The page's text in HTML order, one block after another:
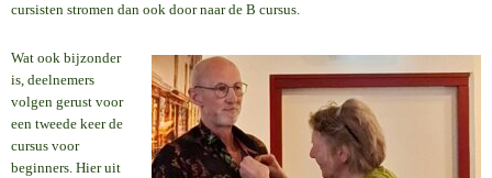
cursisten stromen dan ook door naar de B cursus.
Wat ook bijzonder
is, deelnemers
volgen gerust voor
een tweede keer de
cursus voor
beginners. Hier uit